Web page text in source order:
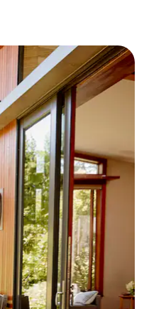
et en faisant glisser.